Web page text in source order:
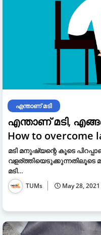
എന്താണ് മടി
എന്താണ് മടി,
How to overcome
മടി മനുഷ്യന്റെ കൂടെ
വളര്ത്തിയെടുക്കുന്നതിലൂടെ
മടി…
TUMs May 28, 2021